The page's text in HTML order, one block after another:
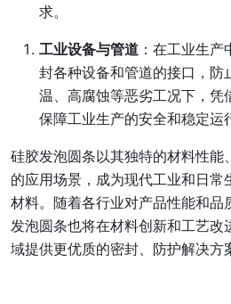
求。
工业设备与管道 ：在工业生
封各种设备和管道的接口，防
温、高腐蚀等恶劣工况下，凭
保障工业生产的安全和稳定运
硅胶发泡圆条以其独特的材料性能
的应用场景，成为现代工业和日常
材料。随着各行业对产品性能和品
发泡圆条也将在材料创新和工艺改
域提供更优质的密封、防护解决方